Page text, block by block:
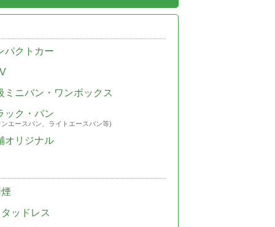
パクトカー
ミニバン・ワンボックス
ック・バン
エースバン、ライトエースバン等)
オリジナル
ッドレス